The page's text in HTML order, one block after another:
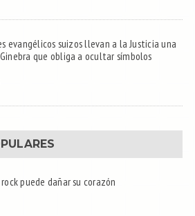
evangélicos suizos llevan a la Justicia una
que obliga a ocultar símbolos
puede dañar su corazón